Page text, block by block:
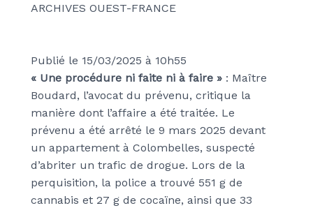
ARCHIVES OUEST-FRANCE
Publié le 15/03/2025 à 10h55
« Une procédure ni faite ni à faire » : Maître
Boudard, l’avocat du prévenu, critique la
manière dont l’affaire a été traitée. Le
prévenu a été arrêté le 9 mars 2025 devant
un appartement à Colombelles, suspecté
d’abriter un trafic de drogue. Lors de la
perquisition, la police a trouvé 551 g de
cannabis et 27 g de cocaïne, ainsi que 33